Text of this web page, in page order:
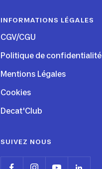
INFORMATIONS LÉGALES
CGV/CGU
Politique de confidentialité
Mentions Légales
Cookies
Decat'Club
SUIVEZ NOUS